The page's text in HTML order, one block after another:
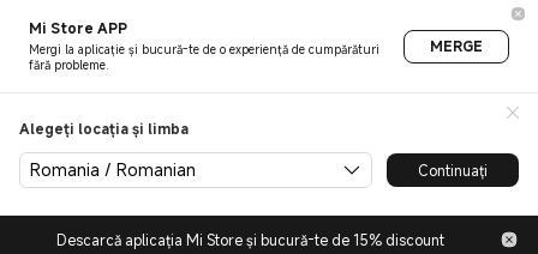
Mi Store APP
Mergi la aplicație și bucură-te de o experiență de cumpărături
fără probleme.
MERGE
Alegeți locația și limba
Romania / Romanian Continuați
Descarcă aplicația Mi Store și bucură-te de 15% discount